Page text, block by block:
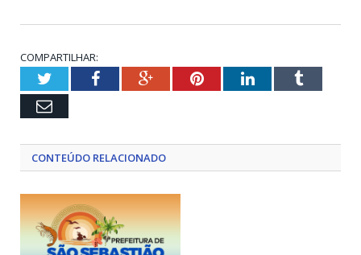
COMPARTILHAR:
TwitterFacebookGoogle+PinterestLinkedInTumblr
Email
CONTEÚDO RELACIONADO